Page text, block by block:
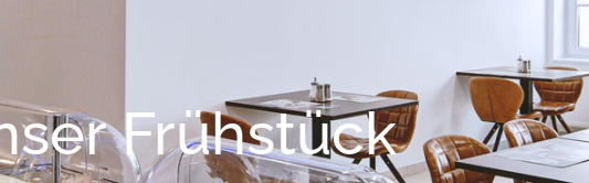
Frühstück